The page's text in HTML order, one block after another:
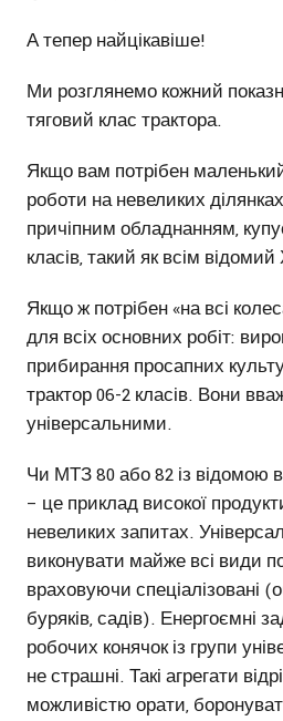
А тепер найцікавіше!
Ми розглянемо кожний
тяговий клас трактора.
Якщо вам потрібен
роботи на невеликих
причіпним обладнанням,
класів, такий як всім
Якщо ж потрібен «на всі
для всіх основних робіт:
прибирання просапних
трактор 06-2 класів. Вони
універсальними.
Чи МТЗ 80 або 82 із відомою
– це приклад високої
невеликих запитах.
виконувати майже всі види
враховуючи спеціалізовані
буряків, садів). Енергоємні
робочих конячок із групи
не страшні. Такі агрегати
можливістю орати,